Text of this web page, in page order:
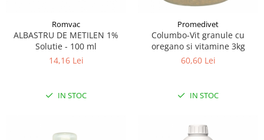
Romvac
ALBASTRU DE METILEN 1%
Solutie - 100 ml
14,16 Lei
IN STOC
Promedivet
Columbo-Vit granule cu
oregano si vitamine 3kg
60,60 Lei
IN STOC